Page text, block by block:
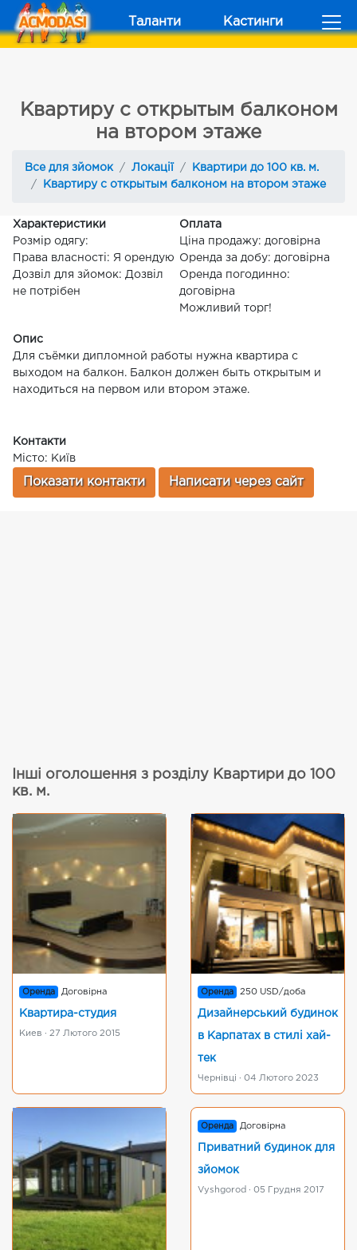
Таланти Кастинги
Квартиру с открытым балконом
на втором этаже
Все для зйомок Локації
Квартири до 100 кв. м.
Квартиру с открытым балконом на втором этаже
Характеристики
Розмір одягу:
Права власності: Я орендую
Дозвіл для зйомок: Дозвіл
не потрібен
Оплата
Ціна продажу: договірна
Оренда за добу: договірна
Оренда погодинно:
договірна
Можливий торг!
Опис
Для съёмки дипломной работы нужна квартира с
выходом на балкон. Балкон должен быть открытым и
находиться на первом или втором этаже.
Контакти
Місто: Київ
Показати контакти Написати через сайт
Інші оголошення з розділу Квартири до 100
кв. м.
Оренда Договірна
Квартира-студия
Киев · 27 Лютого 2015
Оренда 250 USD/доба
Дизайнерський будинок
в Карпатах в стилі хай-
тек
Чернівці · 04 Лютого 2023
Оренда Договірна
Приватний будинок для
зйомок
Vyshgorod · 05 Грудня 2017